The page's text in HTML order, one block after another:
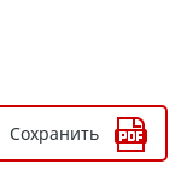
Сохранить